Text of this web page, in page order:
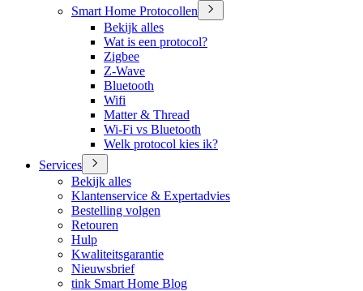
Smart Home Protocollen
Bekijk alles
Wat is een protocol?
Zigbee
Z-Wave
Bluetooth
Wifi
Matter & Thread
Wi-Fi vs Bluetooth
Welk protocol kies ik?
Services
Bekijk alles
Klantenservice & Expertadvies
Bestelling volgen
Retouren
Hulp
Kwaliteitsgarantie
Nieuwsbrief
tink Smart Home Blog